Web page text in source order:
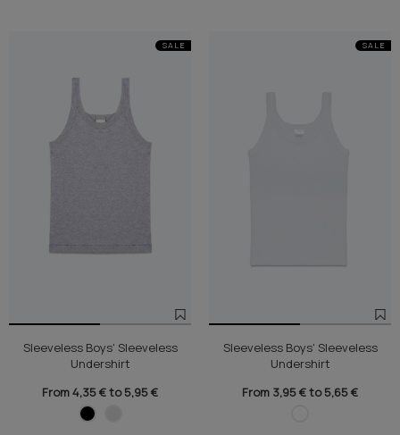
SALE
Sleeveless Boys' Sleeveless
Undershirt
From 4,35 € to 5,95 €
SALE
Sleeveless Boys' Sleeveless
Undershirt
From 3,95 € to 5,65 €